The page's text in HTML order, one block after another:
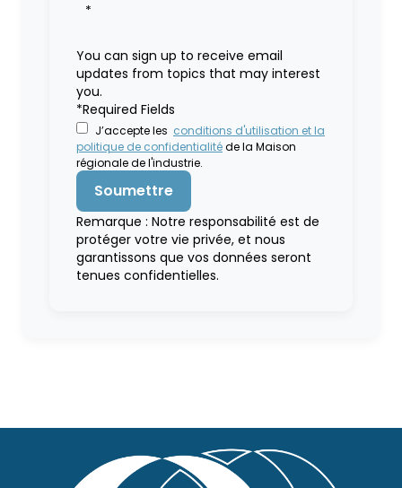
*
You can sign up to receive email
updates from topics that may interest
you.
*Required Fields
J’accepte les conditions d'utilisation et la
politique de confidentialitéde la Maison
régionale de l'industrie.
Remarque : Notre responsabilité est de
protéger votre vie privée, et nous
garantissons que vos données seront
tenues confidentielles.